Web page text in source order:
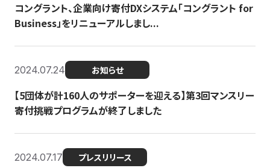
コングラント、企業向け寄付DXシステム「コングラント for
Business」をリニューアルしまし...
2024.07.24 お知らせ
【5団体が計160人のサポーターを迎える】​​第3回マンスリー
寄付挑戦プログラムが終了しました
2024.07.17 プレスリリース